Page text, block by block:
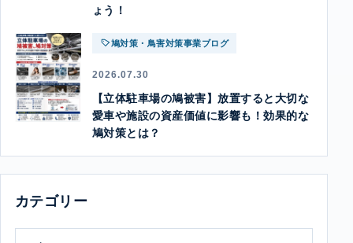
ょう！
鳩対策・鳥害対策事業ブログ
2026.07.30
【立体駐車場の鳩被害】放置すると大切な
愛車や施設の資産価値に影響も！効果的な
鳩対策とは？
カテゴリー